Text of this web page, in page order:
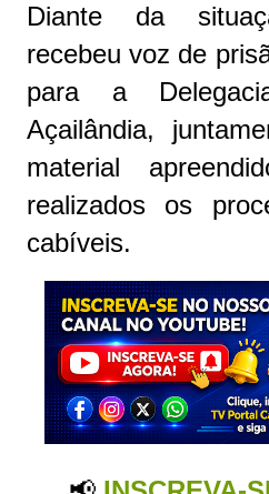
Diante da
recebeu voz de
para a
Açailândia,
material
realizados os
cabíveis.